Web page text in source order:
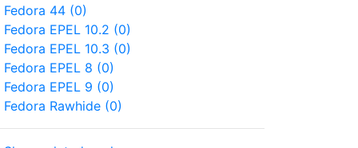
Fedora 44 (0)
Fedora EPEL 10.2 (0)
Fedora EPEL 10.3 (0)
Fedora EPEL 8 (0)
Fedora EPEL 9 (0)
Fedora Rawhide (0)